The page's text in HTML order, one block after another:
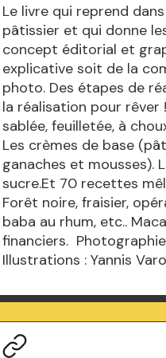
Le livre qui reprend
pâtissier et qui donne
concept éditorial et
explicative soit de la
photo. Des étapes de
la réalisation pour rêver
sablée, feuilletée, à
Les crèmes de base
ganaches et mousses).
sucre.Et 70 recettes
Forêt noire, fraisier,
baba au rhum, etc..
financiers.
Illustrations : Yannis